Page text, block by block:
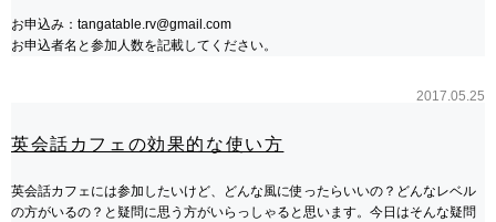
お申込み：tangatable.rv@gmail.com
お申込者名と参加人数を記載してください。
2017.05.25
英会話カフェの効果的な使い方
英会話カフェには参加したいけど、どんな風に使ったらいいの？どんなレベル
の方がいるの？と疑問に思う方がいらっしゃると思います。今日はそんな疑問